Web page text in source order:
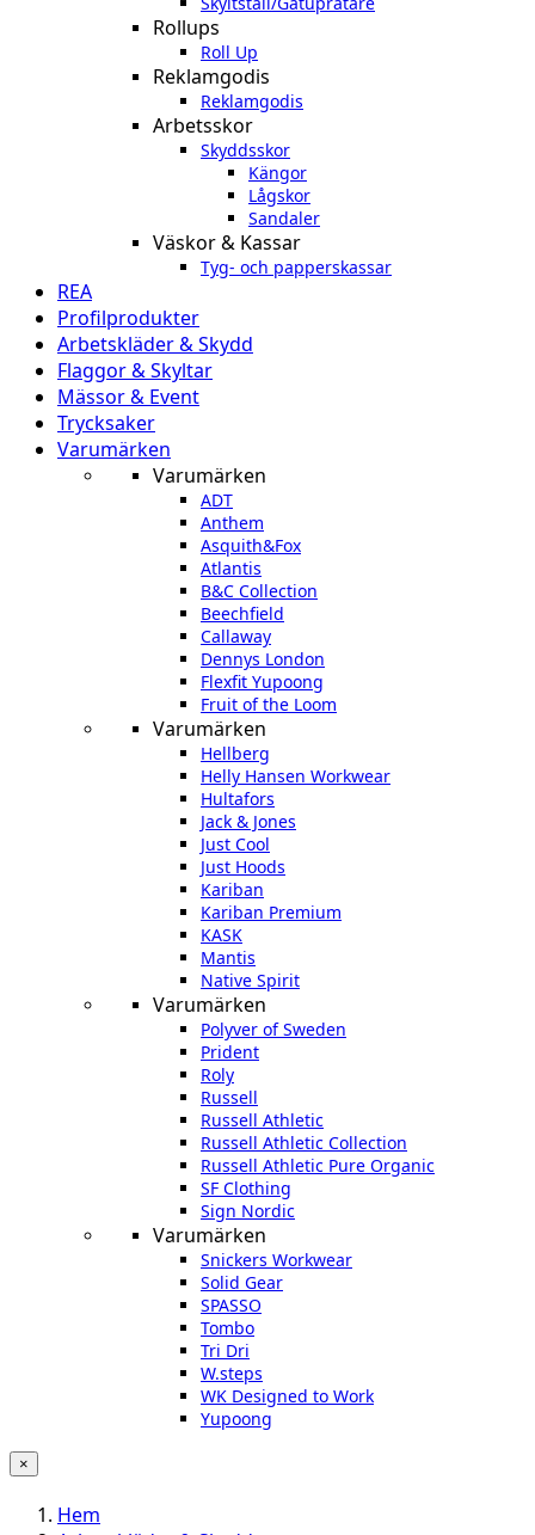
Rollups
Roll Up
Reklamgodis
Reklamgodis
Arbetsskor
Skyddsskor
Kängor
Lågskor
Sandaler
Väskor & Kassar
Tyg- och papperskassar
REA
Profilprodukter
Arbetskläder & Skydd
Flaggor & Skyltar
Mässor & Event
Trycksaker
Varumärken
Varumärken
ADT
Anthem
Asquith&Fox
Atlantis
B&C Collection
Beechfield
Callaway
Dennys London
Flexfit Yupoong
Fruit of the Loom
Varumärken
Hellberg
Helly Hansen Workwear
Hultafors
Jack & Jones
Just Cool
Just Hoods
Kariban
Kariban Premium
KASK
Mantis
Native Spirit
Varumärken
Polyver of Sweden
Prident
Roly
Russell
Russell Athletic
Russell Athletic Collection
Russell Athletic Pure Organic
SF Clothing
Sign Nordic
Varumärken
Snickers Workwear
Solid Gear
SPASSO
Tombo
Tri Dri
W.steps
WK Designed to Work
Yupoong
×
Hem